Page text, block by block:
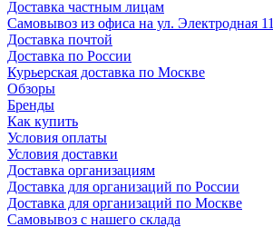
Доставка частным лицам
Самовывоз из офиса на ул. Электродная 11
Доставка почтой
Доставка по России
Курьерская доставка по Москве
Обзоры
Бренды
Как купить
Условия оплаты
Условия доставки
Доставка организациям
Доставка для организаций по России
Доставка для организаций по Москве
Самовывоз с нашего склада